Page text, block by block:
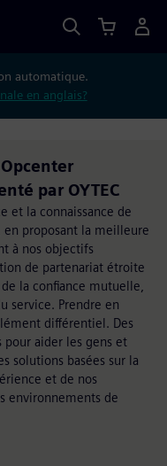
automatique.
en anglais?
par OYTEC
et la connaissance de
proposant la meilleure
à nos objectifs
de partenariat étroite
la confiance mutuelle,
service. Prendre en
différentiel. Des
pour aider les gens et
solutions basées sur la
et de nos
environnements de